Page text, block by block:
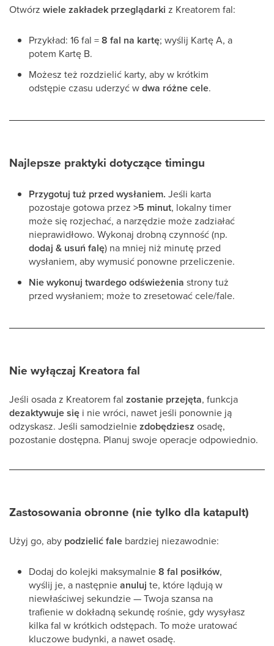
Otwórz wiele zakładek przeglądarki z Kreatorem fal:
Przykład: 16 fal =8 fal na kartę; wyślij Kartę A, a
potem Kartę B.
Możesz też rozdzielić karty, aby w krótkim
odstępie czasu uderzyć wdwa różne cele.
Najlepsze praktyki dotyczące timingu
Przygotuj tuż przed wysłaniem. Jeśli karta
pozostaje gotowa przez >5 minut, lokalny timer
może się rozjechać, a narzędzie może zadziałać
nieprawidłowo. Wykonaj drobną czynność (np.
dodaj & usuń falę) na mniej niż minutę przed
wysłaniem, aby wymusić ponowne przeliczenie.
Nie wykonuj twardego odświeżenia strony tuż
przed wysłaniem; może to zresetować cele/fale.
Nie wyłączaj Kreatora fal
Jeśli osada z Kreatorem fal zostanie przejęta, funkcja
dezaktywuje się i nie wróci, nawet jeśli ponownie ją
odzyskasz. Jeśli samodzielniezdobędziesz osadę,
pozostanie dostępna. Planuj swoje operacje odpowiednio.
Zastosowania obronne (nie tylko dla katapult)
Użyj go, aby podzielić fale bardziej niezawodnie:
Dodaj do kolejki maksymalnie8 fal posiłków,
wyślij je, a następnieanuluj te, które lądują w
niewłaściwej sekundzie — Twoja szansa na
trafienie w dokładną sekundę rośnie, gdy wysyłasz
kilka fal w krótkich odstępach. To może uratować
kluczowe budynki, a nawet osadę.